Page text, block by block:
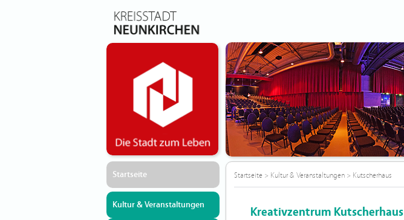
Startseite
Kultur & Veranstaltungen
Startseite> Kultur & Veranstaltungen> Kutscherhaus
Kreativzentrum Kutscherhaus